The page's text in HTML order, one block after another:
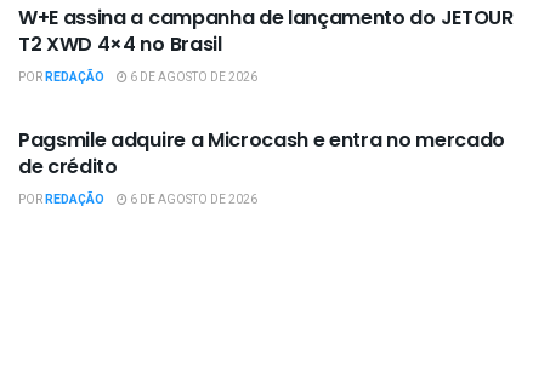
W+E assina a campanha de lançamento do JETOUR
T2 XWD 4×4 no Brasil
PORREDAÇÃO 6 DE AGOSTO DE 2026
Pagsmile adquire a Microcash e entra no mercado
de crédito
PORREDAÇÃO 6 DE AGOSTO DE 2026